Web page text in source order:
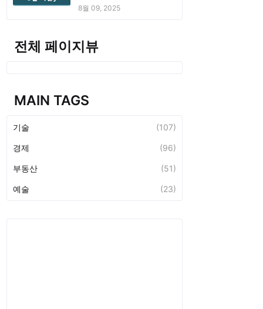
8월 09, 2025
전체 페이지뷰
MAIN TAGS
기술 (107)
경제 (96)
부동산 (51)
예술 (23)